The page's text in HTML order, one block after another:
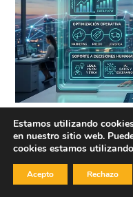
IA Estratégica
posicionar tu
Estamos utilizando
en nuestro sitio web.
cookies estamos
Acepto Rechazo